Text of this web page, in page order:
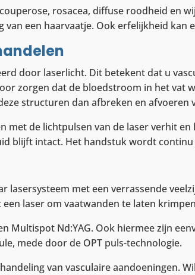
rosacea, diffuse roodheid en
een haarvaatje. Ook erfelijkheid kan
door laserlicht. Dit betekent dat u
zorgen dat de bloedstroom in het
structuren dan afbreken en afvoeren
met de lichtpulsen van de laser verhit
blijft intact. Het handstuk wordt
lasersysteem met een verrassende
laser om vaatwanden te laten
Multispot Nd:YAG. Ook hiermee zijn
mede door de OPT puls-technologie.
van vasculaire aandoeningen.